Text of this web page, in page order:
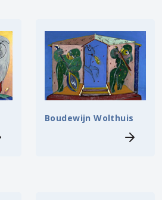
Boudewijn Wolthuis